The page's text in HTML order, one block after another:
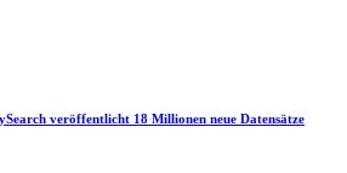
veröffentlicht 18 Millionen neue Datensätze